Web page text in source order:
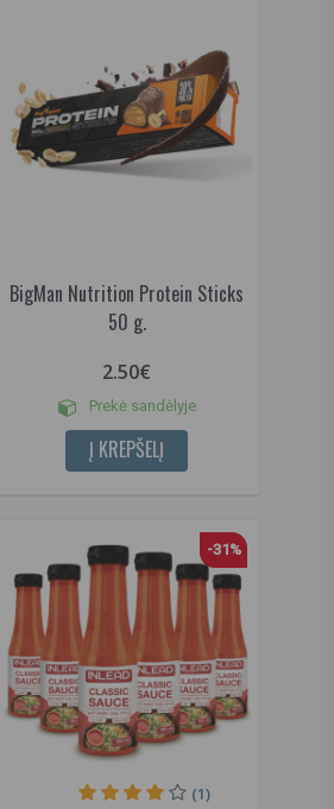
BigMan Nutrition Protein Sticks
50 g.
2.50€
Prekė sandėlyje
Į KREPŠELĮ
-31%
(1)